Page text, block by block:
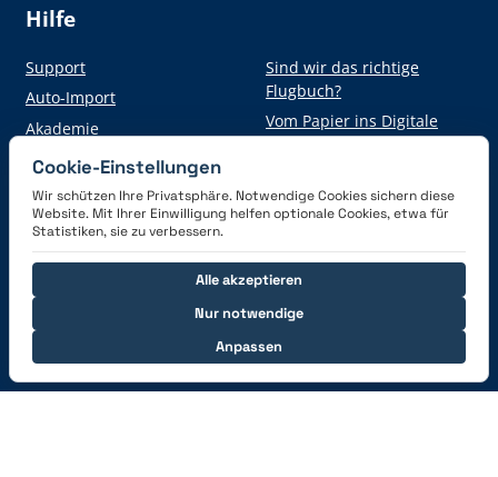
Hilfe
Support
Auto-Import
Akademie
Sind wir das richtige
Flugbuch?
Vom Papier ins Digitale
Hol dir die App
Verbinde dich mit uns
Cookie-Einstellungen
Wir schützen Ihre Privatsphäre. Notwendige Cookies sichern diese
Website. Mit Ihrer Einwilligung helfen optionale Cookies, etwa für
Statistiken, sie zu verbessern.
Nur notwendige
Anpassen
Alle akzeptieren